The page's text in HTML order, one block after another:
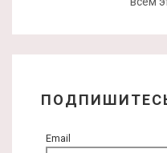
Email